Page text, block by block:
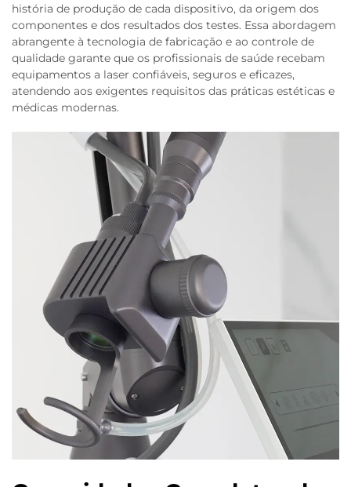
história de produção de cada dispositivo, da origem dos
componentes e dos resultados dos testes. Essa abordagem
abrangente à tecnologia de fabricação e ao controle de
qualidade garante que os profissionais de saúde recebam
equipamentos a laser confiáveis, seguros e eficazes,
atendendo aos exigentes requisitos das práticas estéticas e
médicas modernas.